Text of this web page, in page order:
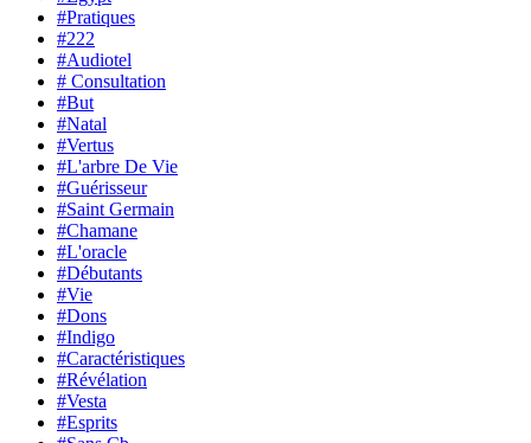
#Pratiques
#222
#Audiotel
# Consultation
#But
#Natal
#Vertus
#L'arbre De Vie
#Guérisseur
#Saint Germain
#Chamane
#L'oracle
#Débutants
#Vie
#Dons
#Indigo
#Caractéristiques
#Révélation
#Vesta
#Esprits